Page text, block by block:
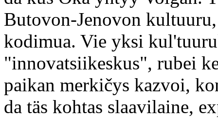
Butovon-Jenovon
kodimua. Vie yksi
"innovatsiikeskus", rubei
paikan merkičys kazvoi,
da täs kohtas slaavilaine,